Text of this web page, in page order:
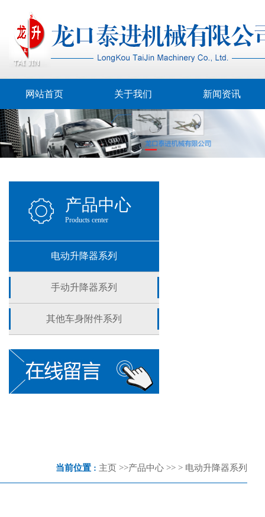
网站首页 关于我们 新闻资讯
产品中心
Products center
电动升降器系列
手动升降器系列
其他车身附件系列
当前位置 : 主页 >>产品中心 >> > 电动升降器系列